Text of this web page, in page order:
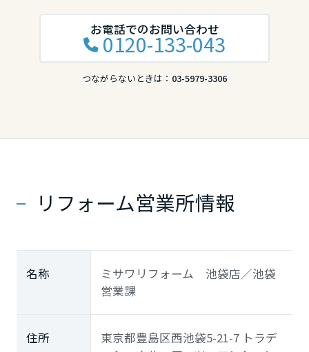
お電話でのお問い合わせ
0120-133-043
つながらないときは： 03-5979-3306
リフォーム営業所情報
名称
ミサワリフォーム 池袋店／池袋
営業課
住所
東京都豊島区西池袋5-21-7 トラデ